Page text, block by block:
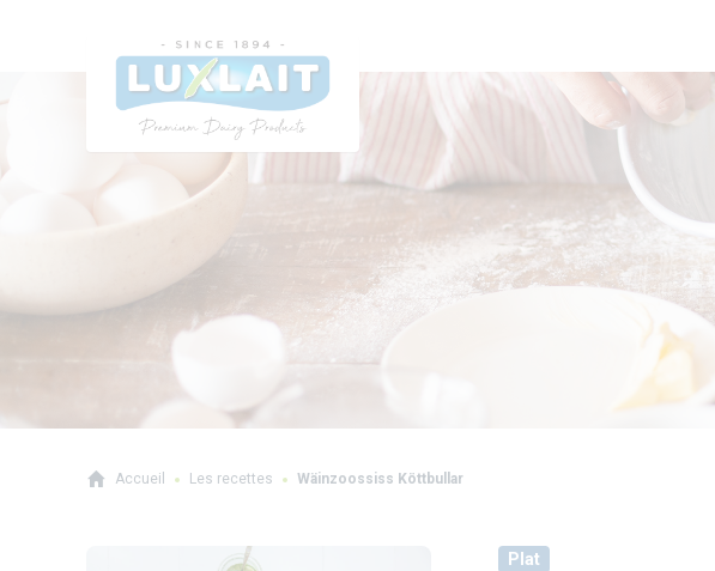
Accueil Les recettes Wäinzoossiss Köttbullar
Plat